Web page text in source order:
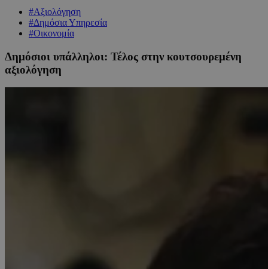
#Αξιολόγηση
#Δημόσια Υπηρεσία
#Οικονομία
Δημόσιοι υπάλληλοι: Τέλος στην κουτσουρεμένη
αξιολόγηση